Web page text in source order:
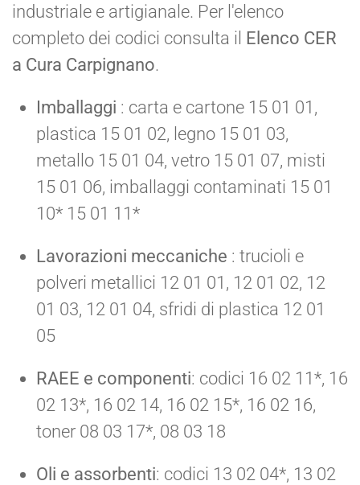
industriale e artigianale. Per l'elenco
completo dei codici consulta il Elenco CER
a Cura Carpignano.
Imballaggi : carta e cartone 15 01 01,
plastica 15 01 02, legno 15 01 03,
metallo 15 01 04, vetro 15 01 07, misti
15 01 06, imballaggi contaminati 15 01
10* 15 01 11*
Lavorazioni meccaniche : trucioli e
polveri metallici 12 01 01, 12 01 02, 12
01 03, 12 01 04, sfridi di plastica 12 01
05
RAEE e componenti: codici 16 02 11*, 16
02 13*, 16 02 14, 16 02 15*, 16 02 16,
toner 08 03 17*, 08 03 18
Oli e assorbenti: codici 13 02 04*, 13 02